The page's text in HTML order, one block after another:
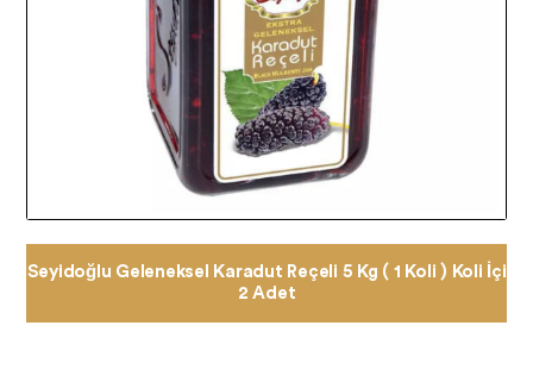
Seyidoğlu Geleneksel Karadut Reçeli 5 Kg ( 1 Koli ) Koli İçi
2 Adet